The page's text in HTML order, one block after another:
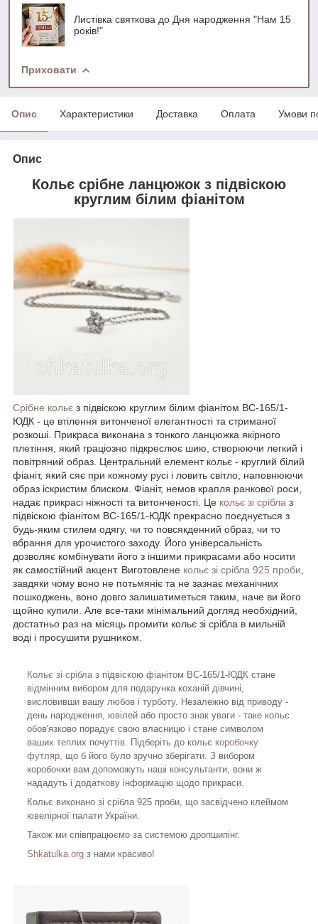
Листівка святкова до Дня народження "Нам 15
років!"
Приховати
Опис Характеристики Доставка Оплата Умови
Опис
Кольє срібне ланцюжок з підвіскою
круглим білим фіанітом
Срібне кольє з підвіскою круглим білим фіанітом ВС-165/1-
ЮДК - це втілення витонченої елегантності та стриманої
розкоші. Прикраса виконана з тонкого ланцюжка якірного
плетіння, який граціозно підкреслює шию, створюючи легкий і
повітряний образ. Центральний елемент кольє - круглий білий
фіаніт, який сяє при кожному русі і ловить світло, наповнюючи
образ іскристим блиском. Фіаніт, немов крапля ранкової роси,
надає прикрасі ніжності та витонченості. Це кольє зі срібла з
підвіскою фіанітом ВС-165/1-ЮДК прекрасно поєднується з
будь-яким стилем одягу, чи то повсякденний образ, чи то
вбрання для урочистого заходу. Його універсальність
дозволяє комбінувати його з іншими прикрасами або носити
як самостійний акцент. Виготовлене кольє зі срібла 925 проби,
завдяки чому воно не потьмяніє та не зазнає механічних
пошкоджень, воно довго залишатиметься таким, наче ви його
щойно купили. Але все-таки мінімальний догляд необхідний,
достатньо раз на місяць промити кольє зі срібла в мильній
воді і просушити рушником.
Кольє зі сріблаз підвіскою фіанітом ВС-165/1-ЮДК стане
відмінним вибором для подарунка коханій дівчині,
висловивши вашу любов і турботу. Незалежно від приводу -
день народження, ювілей або просто знак уваги - таке кольє
обов'язково порадує свою власницю і стане символом
ваших теплих почуттів. Підберіть до кольє коробочку
футляр, що б його було зручно зберігати. З вибором
коробочки вам допоможуть наші консультанти, вони ж
нададуть і додаткову інформацію щодо прикраси.
Кольє виконано зі срібла 925 проби, що засвідчено клеймом
ювелірної палати України.
Також ми співпрацюємо за системою дропшипінг.
Shkatulka.org з нами красиво!